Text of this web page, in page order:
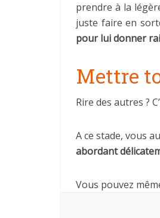
prendre à la
juste faire en
pour lui donner
Mettre
Rire des autres ?
A ce stade, vous
abordant
Vous pouvez